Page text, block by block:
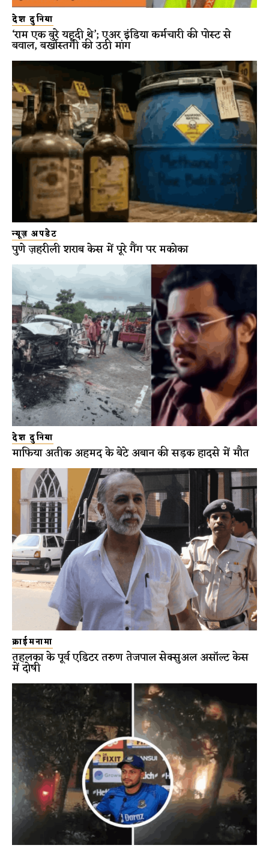
देश दुनिया
‘राम एक बुरे यहूदी थे’; एअर इंडिया कर्मचारी की पोस्ट से
बवाल, बर्खास्तगी की उठी मांग
न्यूज़ अपडेट
पुणे ज़हरीली शराब केस में पूरे गैंग पर मकोका
देश दुनिया
माफिया अतीक अहमद के बेटे अबान की सड़क हादसे में मौत
क्राईमनामा
तहलका के पूर्व एडिटर तरुण तेजपाल सेक्सुअल असॉल्ट केस
में दोषी